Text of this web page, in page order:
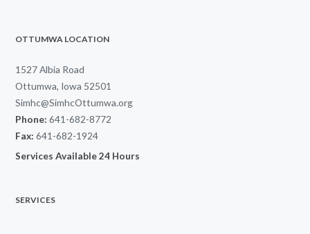
OTTUMWA LOCATION
1527 Albia Road
Ottumwa, Iowa 52501
Simhc@SimhcOttumwa.org
Phone: 641-682-8772
Fax: 641-682-1924
Services Available 24 Hours
SERVICES